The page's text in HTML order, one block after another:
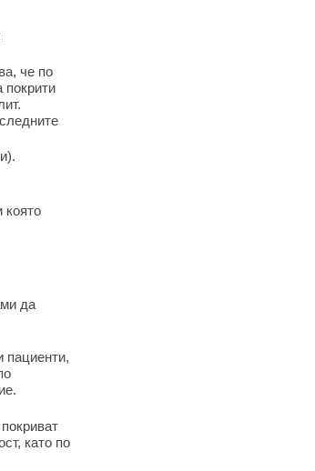
че по
покрити
която
да
пациенти,
като по